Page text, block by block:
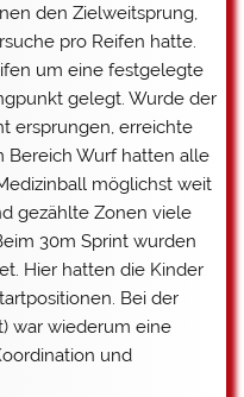
den Zielweitsprung,
pro Reifen hatte.
um eine festgelegte
gelegt. Wurde der
ersprungen, erreichte
Bereich Wurf hatten alle
möglichst weit
gezählte Zonen viele
30m Sprint wurden
Hier hatten die Kinder
Bei der
war wiederum eine
und